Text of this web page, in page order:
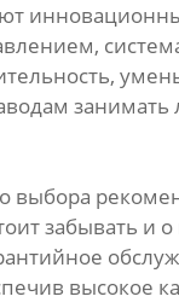
забывать и
высокое